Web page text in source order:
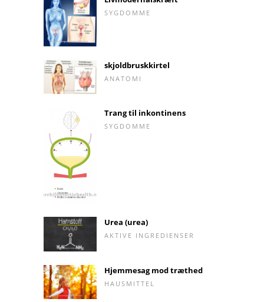
SYGDOMME
skjoldbruskkirtel
ANATOMI
Trang til inkontinens
SYGDOMME
Urea (urea)
AKTIVE INGREDIENSER
Hjemmesag mod træthed
HAUSMITTEL